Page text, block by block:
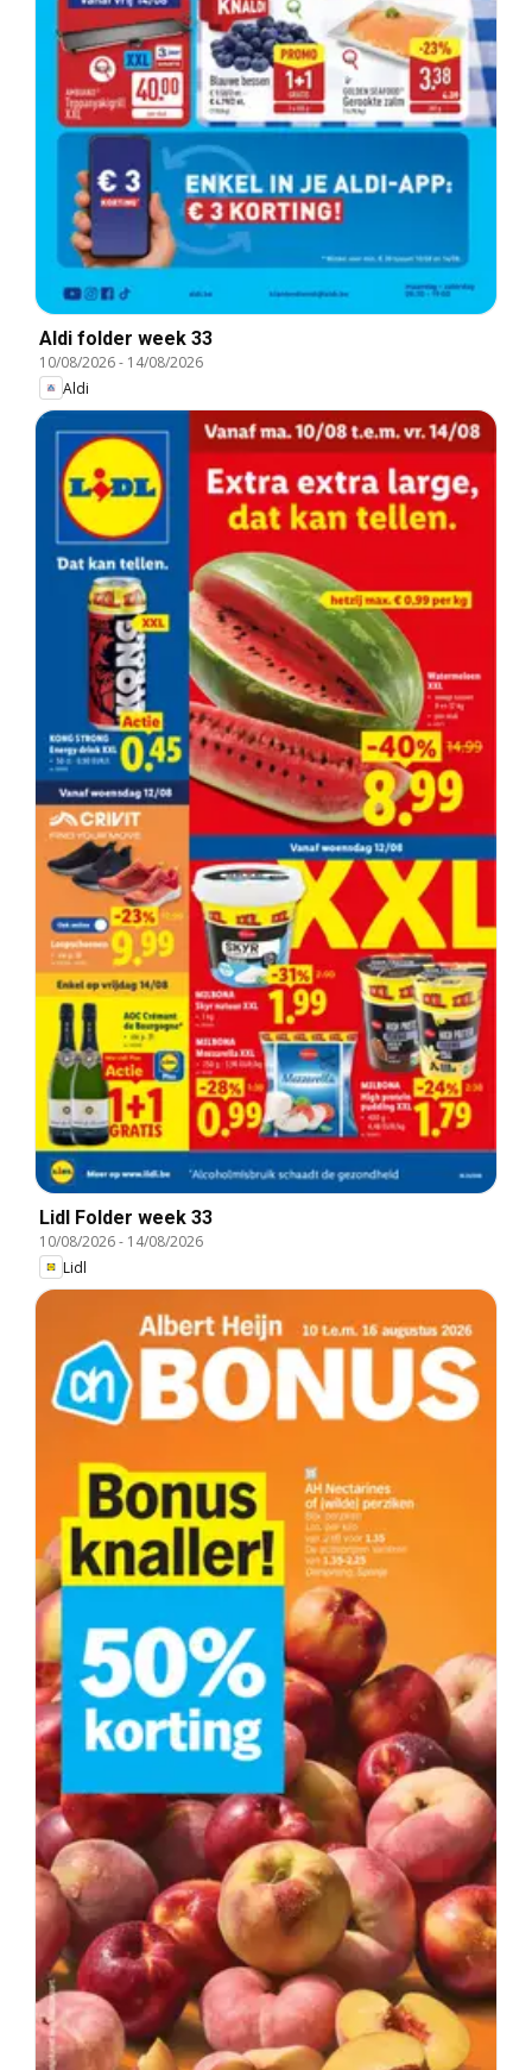
Aldi folder week 33
10/08/2026- 14/08/2026
Aldi
Lidl Folder week 33
10/08/2026- 14/08/2026
Lidl